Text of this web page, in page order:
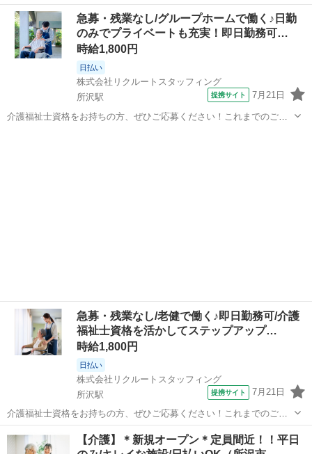
大募集！ 資格を活かしたいけど、希望の職場が見つからない ブランク
あるから、仕事復帰に不安があるなど ご希望の条件を聞かせてくださ
い 給与もご相談させて頂...
埼玉 所沢市 所沢駅 介護
急募・残業なし/グループホームで働く♪日勤
のみでプライベートも充実！即日勤務可…
時給1,800円
日払い
株式会社リクルートスタッフィング
所沢駅
提携サイト 7月21日
介護福祉士資格をお持ちの方、ぜひご応募ください！これまでのご経
急募・残業なし/老健で働く♪即日勤務可/介護
福祉士資格を活かしてステップアップ…
時給1,800円
日払い
株式会社リクルートスタッフィング
所沢駅
提携サイト 7月21日
介護福祉士資格をお持ちの方、ぜひご応募ください！これまでのご経
験や知識を活かしながら、現場で即戦力としてご活躍いただける環境
です。さらにスキルアップしたい方や、リーダーシップを発揮したい
埼玉 所沢駅 その他
【介護】＊新規オープン＊定員間近！！平日